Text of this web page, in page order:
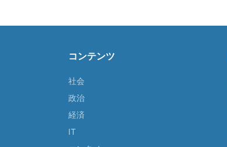
コンテンツ
社会
政治
経済
IT